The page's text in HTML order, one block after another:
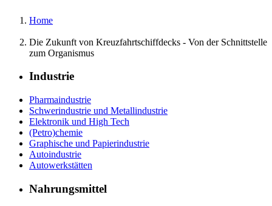
Home
Die Zukunft von Kreuzfahrtschiffdecks - Von der Schnittstelle
zum Organismus
Industrie
Pharmaindustrie
Schwerindustrie und Metallindustrie
Elektronik und High Tech
(Petro)chemie
Graphische und Papierindustrie
Autoindustrie
Autowerkstätten
Nahrungsmittel